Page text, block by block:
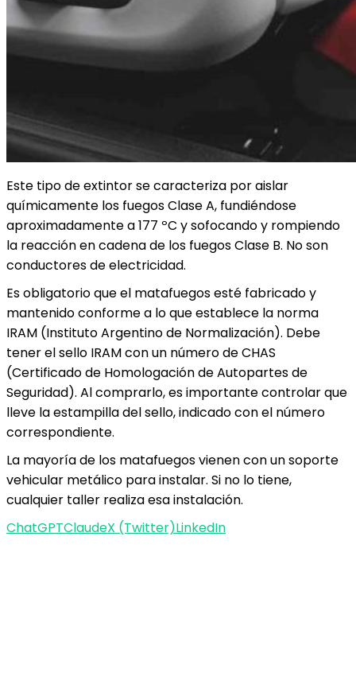
Este tipo de extintor se caracteriza por aislar
químicamente los fuegos Clase A, fundiéndose
aproximadamente a 177 ºC y sofocando y rompiendo
la reacción en cadena de los fuegos Clase B. No son
conductores de electricidad.
Es obligatorio que el matafuegos esté fabricado y
mantenido conforme a lo que establece la norma
IRAM (Instituto Argentino de Normalización). Debe
tener el sello IRAM con un número de CHAS
(Certificado de Homologación de Autopartes de
Seguridad). Al comprarlo, es importante controlar que
lleve la estampilla del sello, indicado con el número
correspondiente.
La mayoría de los matafuegos vienen con un soporte
vehicular metálico para instalar. Si no lo tiene,
cualquier taller realiza esa instalación.
ChatGPTClaudeX (Twitter)LinkedIn